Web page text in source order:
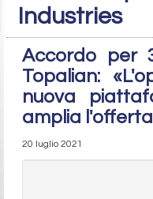
Industries
Accordo per
Topalian:
nuova
amplia
20 luglio 2021